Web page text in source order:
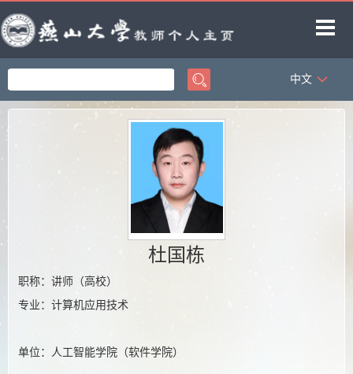
首页
科学研究
中文
杜国栋
职称：讲师（高校）
专业：计算机应用技术
单位：人工智能学院（软件学院）